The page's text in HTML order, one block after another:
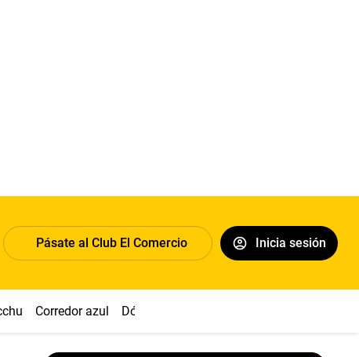
Pásate al Club El Comercio Inicia sesión
Corredor azul Dólar